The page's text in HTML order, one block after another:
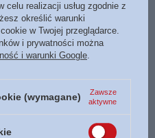
Skarby Jego miłości
obniżką: 37,49 zł -33%
realizacji usług zgodnie z
określić warunki
w Twojej przeglądarce.
i prywatności można
i warunki Google.
(wymagane)
Zawsze
aktywne